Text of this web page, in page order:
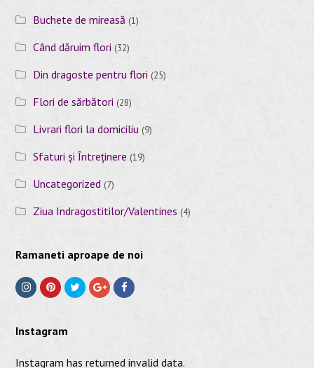
Buchete de mireasă (1)
Când dăruim flori (32)
Din dragoste pentru flori (25)
Flori de sărbători (28)
Livrari flori la domiciliu (9)
Sfaturi și Întreținere (19)
Uncategorized (7)
Ziua Indragostitilor/Valentines (4)
Ramaneti aproape de noi
I
s
P
n
T
G
F
Instagram
Instagram has returned invalid data.